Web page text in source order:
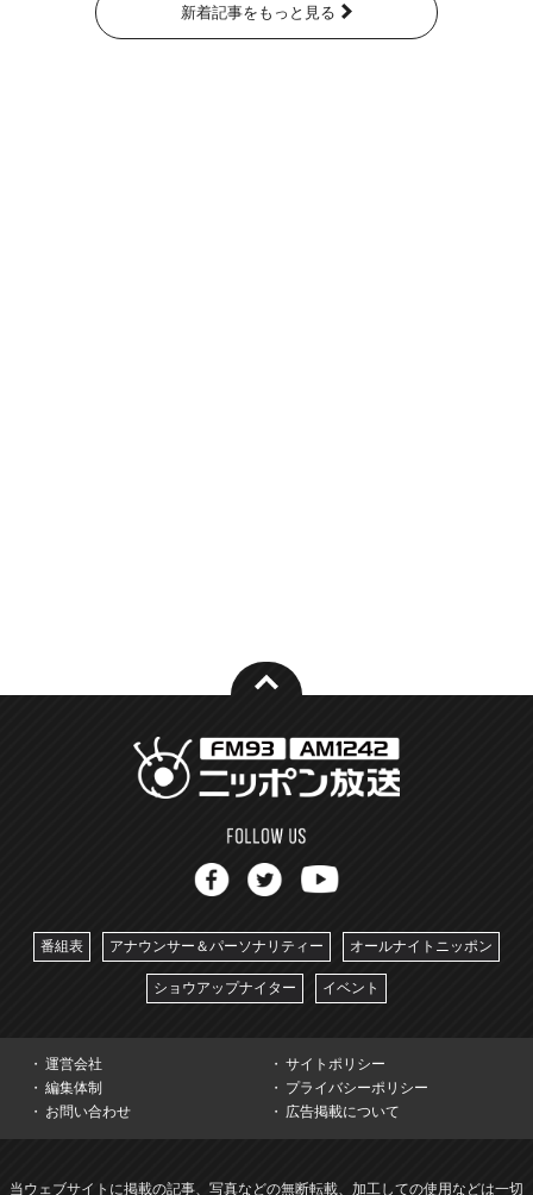
新着記事をもっと見る
番組表 アナウンサー＆パーソナリティー オールナイトニッポン
ショウアップナイター イベント
運営会社
サイトポリシー
編集体制
プライバシーポリシー
お問い合わせ
広告掲載について
当ウェブサイトに掲載の記事、写真などの無断転載、加工しての使用などは一切